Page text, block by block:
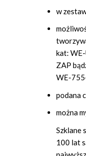
w
kat:
ZAP
WE-
podana
można
Szklane
100 lat